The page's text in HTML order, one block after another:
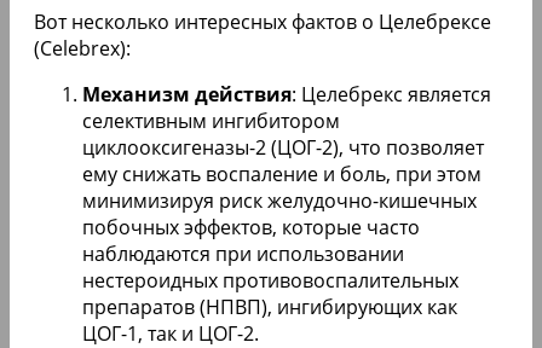
Вот несколько интересных фактов о Целебрексе
(Celebrex):
Механизм действия: Целебрекс является
селективным ингибитором
циклооксигеназы-2 (ЦОГ-2), что позволяет
ему снижать воспаление и боль, при этом
минимизируя риск желудочно-кишечных
побочных эффектов, которые часто
наблюдаются при использовании
нестероидных противовоспалительных
препаратов (НПВП), ингибирующих как
ЦОГ-1, так и ЦОГ-2.